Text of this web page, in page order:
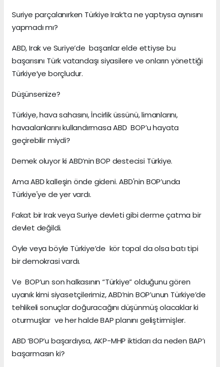
Suriye parçalanırken Türkiye Irak’ta ne yaptıysa aynısını
yapmadı mı?
ABD, Irak ve Suriye’de başarılar elde ettiyse bu
başarısını Türk vatandaşı siyasilere ve onların yönettiği
Türkiye’ye borçludur.
Düşünsenize?
Türkiye, hava sahasını, İncirlik üssünü, limanlarını,
havaalanlarını kullandırmasa ABD BOP’u hayata
geçirebilir miydi?
Demek oluyor ki ABD’nin BOP destecisi Türkiye.
Ama ABD kalleşin önde gideni. ABD'nin BOP’unda
Türkiye'ye de yer vardı.
Fakat bir Irak veya Suriye devleti gibi derme çatma bir
devlet değildi.
Öyle veya böyle Türkiye’de kör topal da olsa batı tipi
bir demokrasi vardı.
Ve BOP’un son halkasının “Türkiye” olduğunu gören
uyanık kimi siyasetçilerimiz, ABD’nin BOP’unun Türkiye’de
tehlikeli sonuçlar doğuracağını düşünmüş olacaklar ki
oturmuşlar ve her halde BAP planını geliştirmişler.
ABD ‘BOP’u başardıysa, AKP-MHP iktidarı da neden BAP’ı
başarmasın ki?